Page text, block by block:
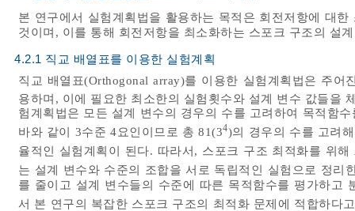
본 연구에서 실험계획법을 활용하는 목적은 회전저항에 대
것이며, 이를 통해 회전저항을 최소화하는 스포크 구조의 설
4.2.1 직교 배열표를 이용한 실험계획
직교 배열표(Orthogonal array)를 이용한 실험계획법은 주
용하며, 이에 필요한 최소한의 실험횟수와 설계 변수 값들을
험계획법은 모든 설계 변수의 경우의 수를 고려하여 목적함
바와 같이 3수준 4요인이므로 총 81(34)의 경우의 수를 고려
율적인 실험계획이 된다. 따라서, 스포크 구조 최적화를 위해
는 설계 변수와 수준의 조합을 서로 독립적인 실험으로 정리
를 줄이고 설계 변수들의 수준에 따른 목적함수를 평가하고
서 본 연구의 복잡한 스포크 구조의 최적화 문제에 적합하다